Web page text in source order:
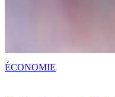
ÉCONOMIE